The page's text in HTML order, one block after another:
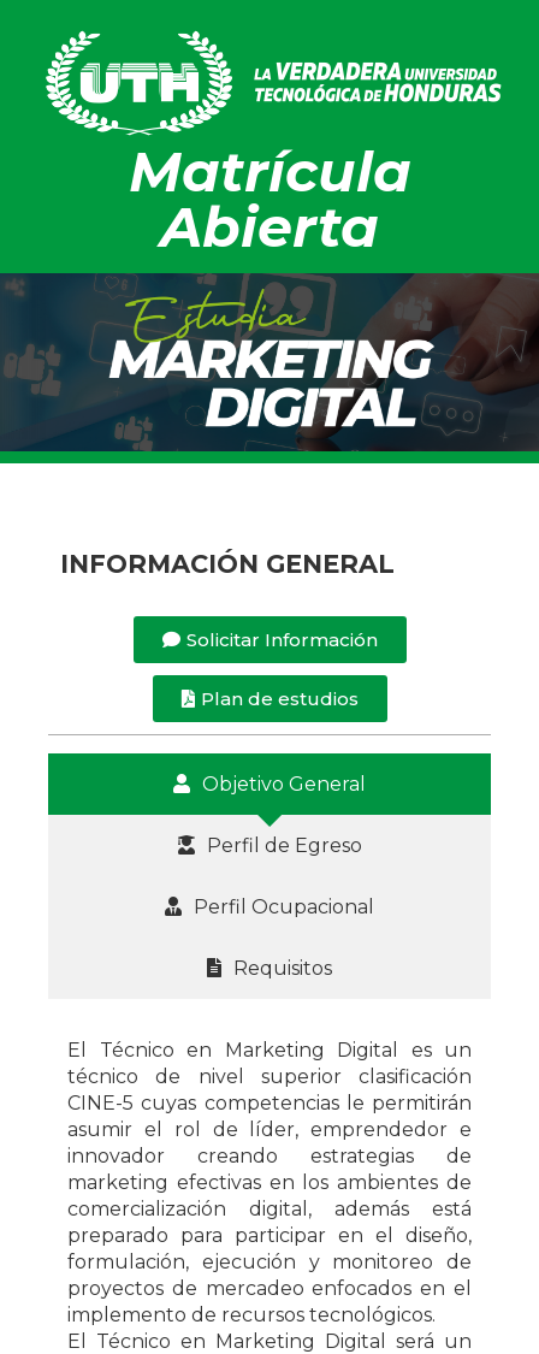
Matrícula
Abierta
INFORMACIÓN GENERAL
Solicitar Información
Plan de estudios
Objetivo General
Perfil de Egreso
Perfil Ocupacional
Requisitos
El Técnico en Marketing Digital es un
técnico de nivel superior clasificación
CINE-5 cuyas competencias le permitirán
asumir el rol de líder, emprendedor e
innovador creando estrategias de
marketing efectivas en los ambientes de
comercialización digital, además está
preparado para participar en el diseño,
formulación, ejecución y monitoreo de
proyectos de mercadeo enfocados en el
implemento de recursos tecnológicos.
El Técnico en Marketing Digital será un